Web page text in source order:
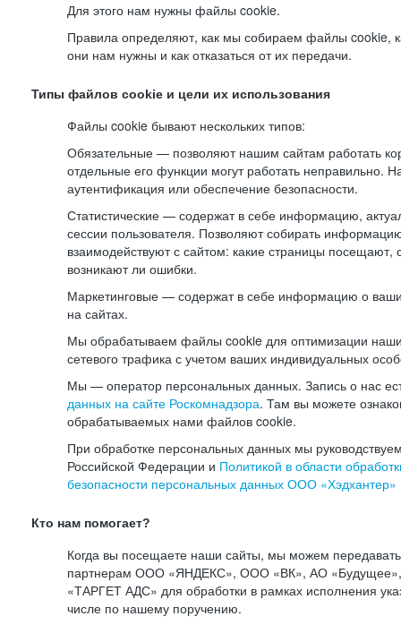
Для этого нам нужны файлы cookie.
Правила определяют, как мы собираем файлы cookie,
они нам нужны и как отказаться от их передачи.
Типы файлов cookie и цели их использования
Файлы cookie бывают нескольких типов:
Обязательные — позволяют нашим сайтам работать
отдельные его функции могут работать неправильно.
аутентификация или обеспечение безопасности.
Статистические — содержат в себе информацию,
сессии пользователя. Позволяют собирать
взаимодействуют с сайтом: какие страницы посещают,
возникают ли ошибки.
Маркетинговые — содержат в себе информацию о
на сайтах.
Мы обрабатываем файлы cookie для оптимизации
сетевого трафика с учетом ваших индивидуальных
Мы — оператор персональных данных. Запись о нас
данных на сайте Роскомнадзора. Там вы можете
обрабатываемых нами файлов cookie.
При обработке персональных данных мы
Российской Федерации и Политикой в области
безопасности персональных данных ООО «Хэдхантер»
Кто нам помогает?
Когда вы посещаете наши сайты, мы можем
партнерам ООО «ЯНДЕКС», ООО «ВК», АО
«ТАРГЕТ АДС» для обработки в рамках исполнения
числе по нашему поручению.